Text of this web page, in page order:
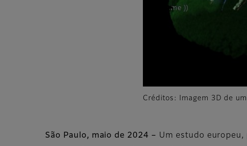
Créditos: Imagem 3D de
São Paulo, maio de 2024 – Um estudo